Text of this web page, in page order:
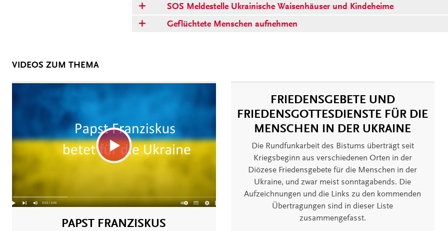
SOS Meldestelle Ukrainische Waisenhäuser und Kindeheime
Geflüchtete Menschen aufnehmen
VIDEOS ZUM THEMA
PAPST FRANZISKUS
FRIEDENSGEBETE UND
FRIEDENSGOTTESDIENSTE FÜR DIE
MENSCHEN IN DER UKRAINE
Die Rundfunkarbeit des Bistums überträgt seit
Kriegsbeginn aus verschiedenen Orten in der
Diözese Friedensgebete für die Menschen in der
Ukraine, und zwar meist sonntagabends. Die
Aufzeichnungen und die Links zu den kommenden
Übertragungen sind in dieser Liste
zusammengefasst.